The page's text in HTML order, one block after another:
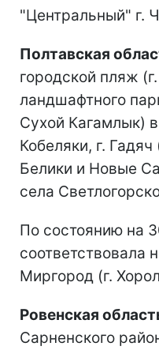
"Центральный" г.
Полтавская
городской пляж
ландшафтного
Сухой Кагамлык) в
Кобеляки, г.
Белики и Новые
села
По состоянию на
соответствовала
Миргород (г.
Ровенская
Сарненского